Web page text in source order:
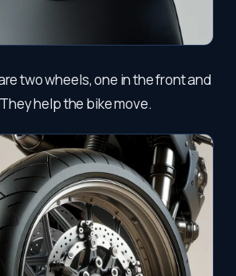
two wheels, one in the front and
help the bike move.